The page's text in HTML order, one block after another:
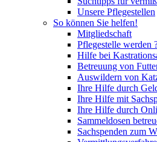
Unsere Pflegestellen
So können Sie helfen!
Mitgliedschaft
Pflegestelle werden
Hilfe bei
Betreuung von
Auswildern von
Ihre Hilfe durch
Ihre Hilfe mit
Ihre Hilfe durch
Sammeldosen
Sachspenden zum